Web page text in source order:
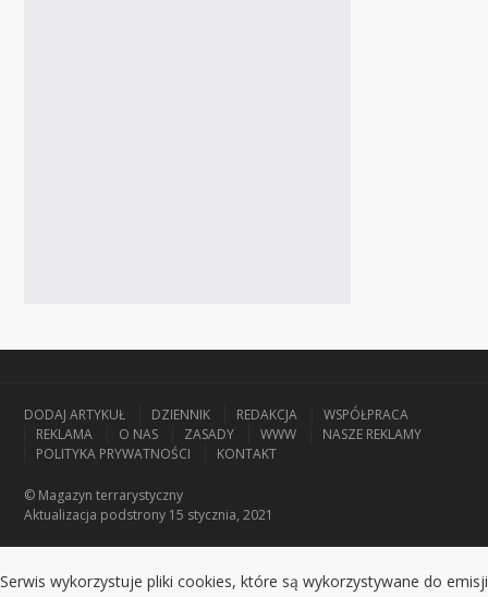
DODAJ ARTYKUŁ DZIENNIK REDAKCJA
WSPÓŁPRACA
REKLAMA
O NAS ZASADY WWW
NASZE REKLAMY
POLITYKA PRYWATNOŚCI
KONTAKT
© Magazyn terrarystyczny
Aktualizacja podstrony 15 stycznia, 2021
Serwis wykorzystuje pliki cookies, które są wykorzystywane do emisji